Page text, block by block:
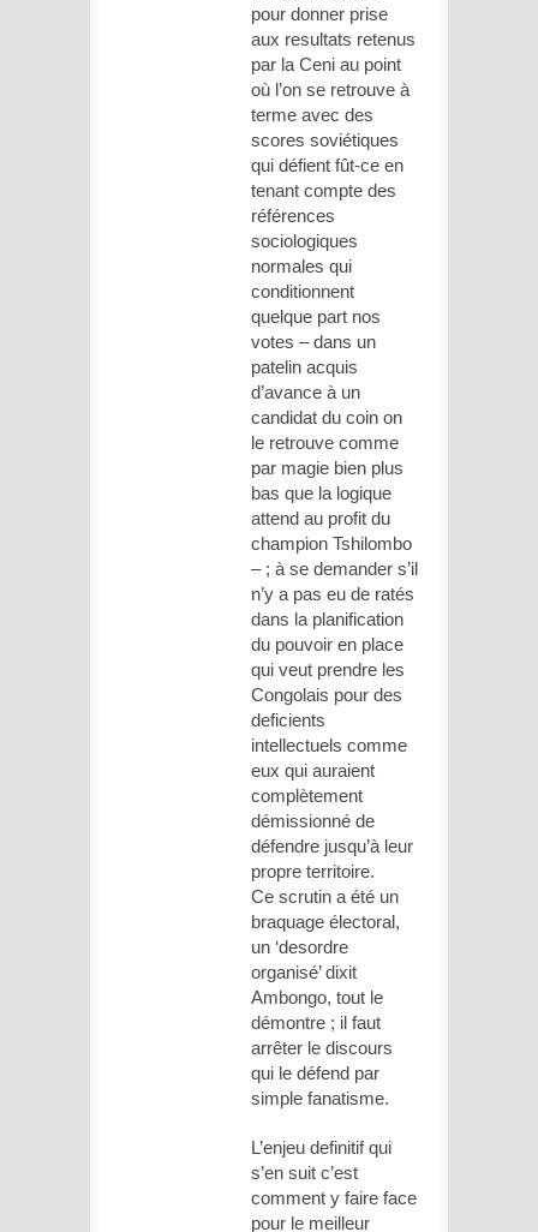
pour donner prise
aux resultats retenus
par la Ceni au point
où l’on se retrouve à
terme avec des
scores soviétiques
qui défient fût-ce en
tenant compte des
références
sociologiques
normales qui
conditionnent
quelque part nos
votes – dans un
patelin acquis
d’avance à un
candidat du coin on
le retrouve comme
par magie bien plus
bas que la logique
attend au profit du
champion Tshilombo
– ; à se demander s’il
n’y a pas eu de ratés
dans la planification
du pouvoir en place
qui veut prendre les
Congolais pour des
deficients
intellectuels comme
eux qui auraient
complètement
démissionné de
défendre jusqu’à leur
propre territoire.
Ce scrutin a été un
braquage électoral,
un ‘desordre
organisé’ dixit
Ambongo, tout le
démontre ; il faut
arrêter le discours
qui le défend par
simple fanatisme.
L’enjeu definitif qui
s’en suit c’est
comment y faire face
pour le meilleur